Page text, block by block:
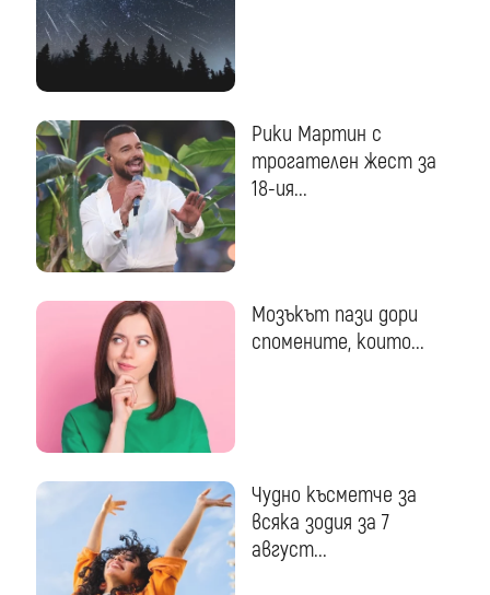
Рики Мартин с
трогателен жест за
18-ия...
Мозъкът пази дори
спомените, които...
Чудно късметче за
всяка зодия за 7
август...